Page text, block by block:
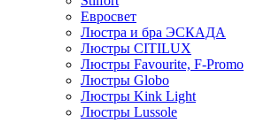
Евросвет
Люстра и бра ЭСКАДА
Люстры CITILUX
Люстры Favourite, F-Promo
Люстры Globo
Люстры Kink Light
Люстры Lussole